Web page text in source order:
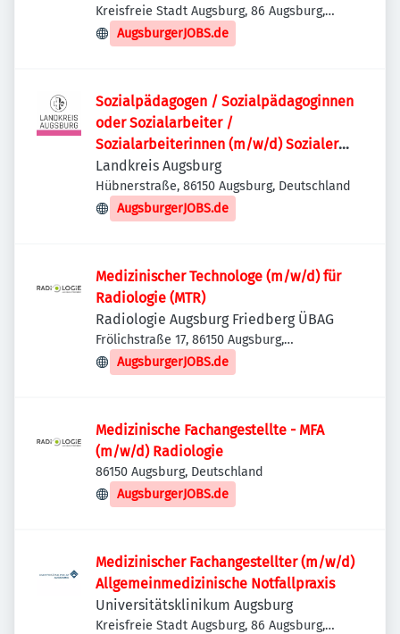
Facharzt für Arbeitsmedizin
Kreisfreie Stadt Augsburg, 86 Augsburg,
Deutschland
AugsburgerJOBS.de
Sozialpädagogen / Sozialpädagoginnen
oder Sozialarbeiter /
Sozialarbeiterinnen (m/w/d) Sozialer
Dienst
Landkreis Augsburg
Hübnerstraße, 86150 Augsburg, Deutschland
AugsburgerJOBS.de
Medizinischer Technologe (m/w/d) für
Radiologie (MTR)
Radiologie Augsburg Friedberg ÜBAG
Frölichstraße 17, 86150 Augsburg,
Deutschland
AugsburgerJOBS.de
Medizinische Fachangestellte - MFA
(m/w/d) Radiologie
86150 Augsburg, Deutschland
AugsburgerJOBS.de
Medizinischer Fachangestellter (m/w/d)
Allgemeinmedizinische Notfallpraxis
Universitätsklinikum Augsburg
Kreisfreie Stadt Augsburg, 86 Augsburg,